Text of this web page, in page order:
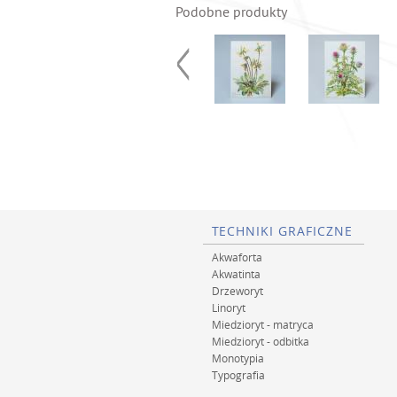
Podobne produkty
TECHNIKI GRAFICZNE
Akwaforta
Akwatinta
Drzeworyt
Linoryt
Miedzioryt - matryca
Miedzioryt - odbitka
Monotypia
Typografia